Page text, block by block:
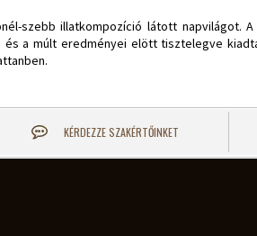
szebb illatkompozíció látott napvilágot.
és a múlt eredményei elött tisztelegve
KÉRDEZZE SZAKÉRTŐINKET